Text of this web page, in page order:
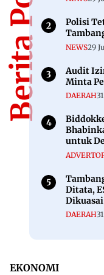
Polisi
NEWS29
Audit
Minta
DAERAH
untuk
Ditata,
DAERAH
EKONOMI